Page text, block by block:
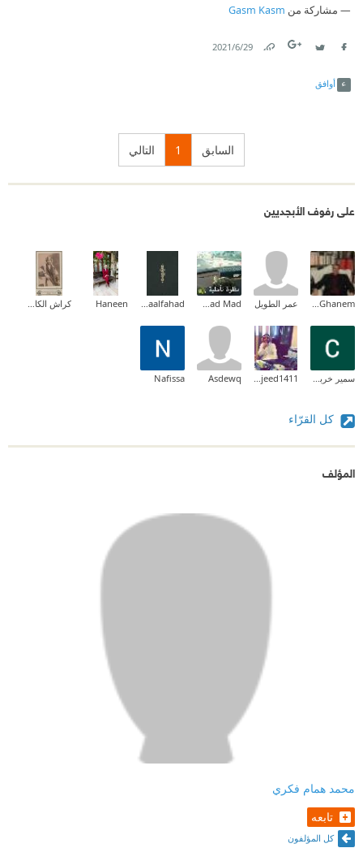
مشاركة من Gasm Kasm
29‏/6‏/2021
أوافق
السابق 1 التالي
على رفوف الأبجديين
Tareq Ghanem عمر الطويل Fatmad Mad
Asmaalfahad
Haneen كراش الكاش
سمير خربوش abdulmajeed1411
Asdewq
Nafissa
كل القرّاء
المؤلف
محمد همام فكري
تابعه
كل المؤلفون